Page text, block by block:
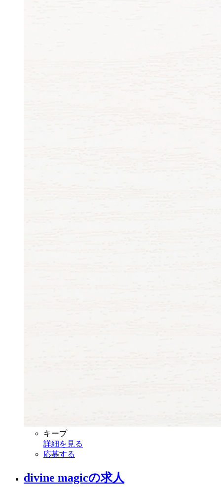
キープ
詳細を見る
応募する
divine magicの求人